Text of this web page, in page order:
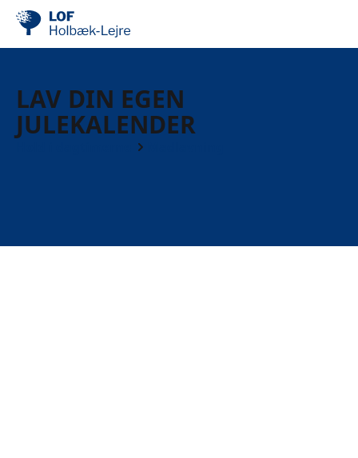
LAV DIN EGEN
JULEKALENDER